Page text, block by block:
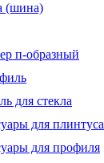
(шина)
п-образный
для стекла
для плинтуса
для профиля